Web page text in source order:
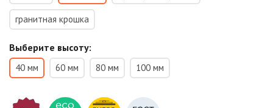
гранитная крошка
Выберите высоту:
40 мм 60 мм 80 мм 100 мм